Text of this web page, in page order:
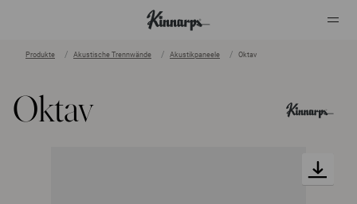
Produkte Akustische Trennwände Akustikpaneele Oktav
Oktav